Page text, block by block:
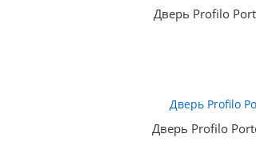
Дверь Profilo
Дверь Profilo